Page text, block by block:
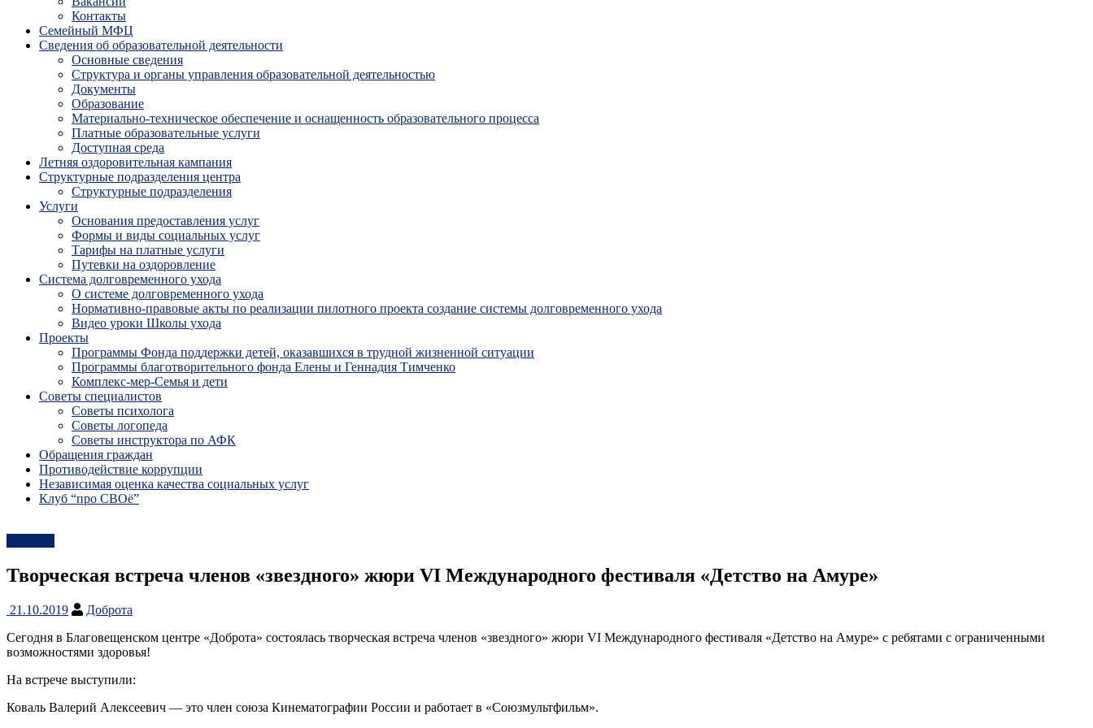
Контакты
Семейный МФЦ
Сведения об образовательной деятельности
Основные сведения
Структура и органы управления образовательной деятельностью
Документы
Образование
Материально-техническое обеспечение и оснащенность образовательного процесса
Платные образовательные услуги
Доступная среда
Летняя оздоровительная кампания
Структурные подразделения центра
Структурные подразделения
Услуги
Основания предоставления услуг
Формы и виды социальных услуг
Тарифы на платные услуги
Путевки на оздоровление
Система долговременного ухода
О системе долговременного ухода
Нормативно-правовые акты по реализации пилотного проекта создание системы долговременного ухода
Видео уроки Школы ухода
Проекты
Программы Фонда поддержки детей, оказавшихся в трудной жизненной ситуации
Программы благотворительного фонда Елены и Геннадия Тимченко
Комплекс-мер-Семья и дети
Советы специалистов
Советы психолога
Советы логопеда
Советы инструктора по АФК
Обращения граждан
Противодействие коррупции
Независимая оценка качества социальных услуг
Клуб “про СВОё”
Творческая встреча членов «звездного» жюри VI Международного фестиваля «Детство на Амуре»
21.10.2019
Доброта
Сегодня в Благовещенском центре «Доброта» состоялась творческая встреча членов «звездного» жюри VI Международного фестиваля «Детство на Амуре» с ребятами с ограниченными
возможностями здоровья!
На встрече выступили:
Коваль Валерий Алексеевич — это член союза Кинематографии России и работает в «Союзмультфильм».